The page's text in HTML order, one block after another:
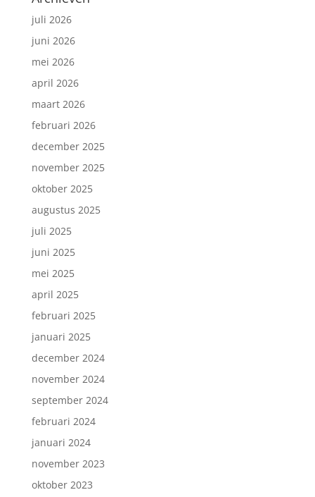
juli 2026
juni 2026
mei 2026
april 2026
maart 2026
februari 2026
december 2025
november 2025
oktober 2025
augustus 2025
juli 2025
juni 2025
mei 2025
april 2025
februari 2025
januari 2025
december 2024
november 2024
september 2024
februari 2024
januari 2024
november 2023
oktober 2023